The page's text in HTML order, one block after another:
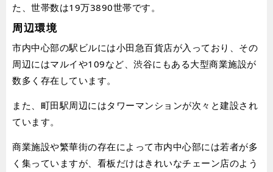
た、世帯数は19万3890世帯です。
周辺環境
市内中心部の駅ビルには小田急百貨店が入っており、その
周辺にはマルイや109など、渋谷にもある大型商業施設が
数多く存在しています。
また、町田駅周辺にはタワーマンションが次々と建設され
ています。
商業施設や繁華街の存在によって市内中心部には若者が多
く集っていますが、看板だけはきれいなチェーン店のよう